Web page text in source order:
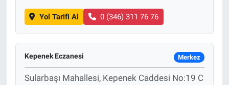
Yol Tarifi Al 0 (346) 311 76 76
Kepenek Eczanesi Merkez
Sularbaşı Mahallesi, Kepenek Caddesi No:19 C